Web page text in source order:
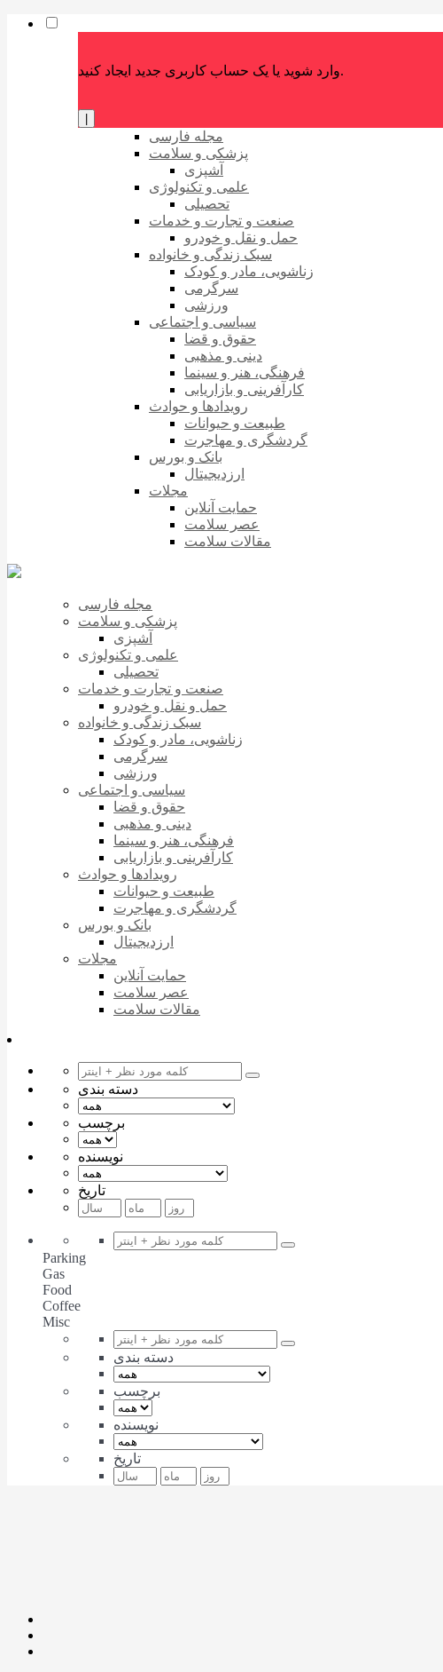
وارد شوید یا یک حساب کاربری جدید ایجاد کنید.
مجله فارسی
پزشکی و سلامت
آشپزی
علمی و تکنولوژی
تحصیلی
صنعت و تجارت و خدمات
حمل و نقل و خودرو
سبک زندگی و خانواده
زناشویی، مادر و کودک
سرگرمی
ورزشی
سیاسی و اجتماعی
حقوق و قضا
دینی و مذهبی
فرهنگی، هنر و سینما
کارآفرینی و بازاریابی
رویدادها و حوادث
طبیعت و حیوانات
گردشگری و مهاجرت
بانک و بورس
ارزدیجیتال
مجلات
حمایت آنلاین
عصر سلامت
مقالات سلامت
مجله فارسی
پزشکی و سلامت
آشپزی
علمی و تکنولوژی
تحصیلی
صنعت و تجارت و خدمات
حمل و نقل و خودرو
سبک زندگی و خانواده
زناشویی، مادر و کودک
سرگرمی
ورزشی
سیاسی و اجتماعی
حقوق و قضا
دینی و مذهبی
فرهنگی، هنر و سینما
کارآفرینی و بازاریابی
رویدادها و حوادث
طبیعت و حیوانات
گردشگری و مهاجرت
بانک و بورس
ارزدیجیتال
مجلات
حمایت آنلاین
عصر سلامت
مقالات سلامت
دسته بندی
برچسب
نویسنده
تاریخ
Parking
Gas
Food
Coffee
Misc
دسته بندی
برچسب
نویسنده
تاریخ